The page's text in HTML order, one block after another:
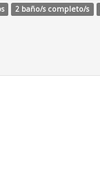
2 baño/s completo/s